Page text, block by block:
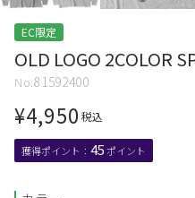
EC限定
OLD LOGO 2COLOR
81592400
¥4,950 税込
45